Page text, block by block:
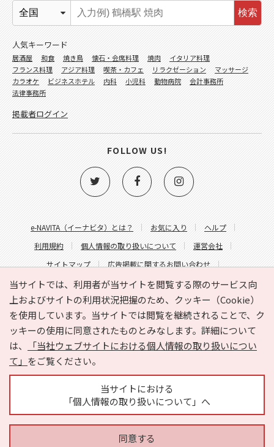
当サイトでは、利用者が当サイトを閲覧する際のサービス向
上およびサイトの利用状況把握のため、クッキー（Cookie）
を使用しています。当サイトでは閲覧を継続されることで、ク
ッキーの使用に同意されたものとみなします。詳細について
は、
「当社ウェブサイトにおける個人情報の取り扱いについ
て」 をご覧ください。
当サイトにおける
「個人情報の取り扱いについて」へ
同意する
e-NAVITA（イーナビタ）とは？ お気に入り
ヘルプ
利用規約
個人情報の取り扱いについて
運営会社
サイトマップ
広告掲載に関するお問い合わせ
サイトの内容に関するお問い合わせ
検索
人気キーワード
居酒屋 和食 焼き鳥 懐石・会席料理 焼肉
イタリア料理
フランス料理
アジア料理 喫茶・カフェ リラクゼーション
マッサージ
カラオケ
ビジネスホテル 内科 小児科 動物病院
会計事務所
法律事務所
掲載者ログイン
FOLLOW US!
Copyright © HYOJITO.Co.,Ltd. All Rights Reserved.